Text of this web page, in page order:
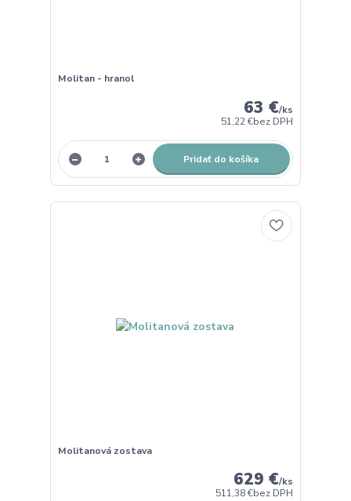
Molitan - hranol
63 €/ks
51,22 €bez DPH
Pridať do košíka
Molitanová zostava
629 €/ks
511,38 €bez DPH